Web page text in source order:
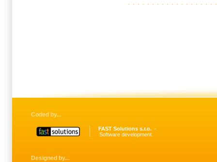
Coded by
FAST Solutions s.r.o.
Software development.
Designed by